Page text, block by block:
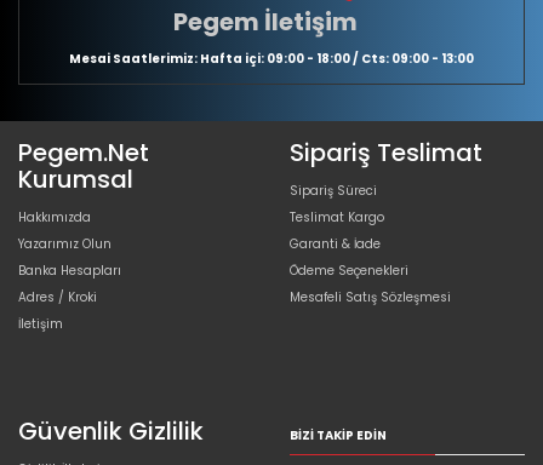
Pegem İletişim
Mesai Saatlerimiz: Hafta içi: 09:00 - 18:00 / Cts: 09:00 - 13:00
Pegem.Net
Kurumsal
Hakkımızda
Yazarımız Olun
Banka Hesapları
Adres / Kroki
İletişim
Sipariş Teslimat
Sipariş Süreci
Teslimat Kargo
Garanti & İade
Ödeme Seçenekleri
Mesafeli Satış Sözleşmesi
Güvenlik Gizlilik BIZI TAKIP EDIN